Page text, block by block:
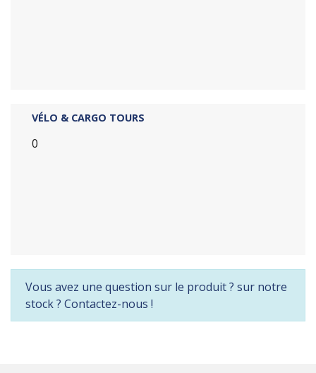
VÉLO & CARGO TOURS
0
Vous avez une question sur le produit ? sur notre
stock ? Contactez-nous !